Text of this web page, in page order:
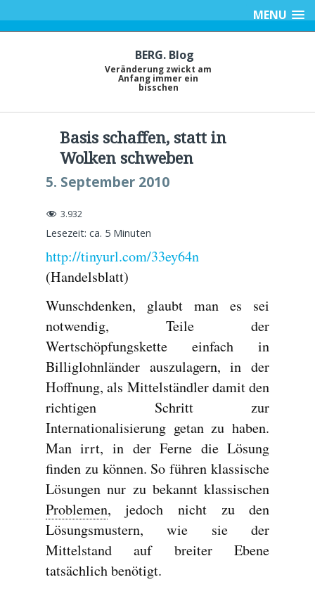
MENU
BERG. Blog
Veränderung zwickt am
Anfang immer ein
bisschen
Basis schaffen, statt in
Wolken schweben
5. September 2010
3.932
Lesezeit: ca. 5 Minuten
http://tinyurl.com/33ey64n
(Handelsblatt)
Wunschdenken, glaubt man es sei
notwendig, Teile der
Wertschöpfungskette einfach in
Billiglohnländer auszulagern, in der
Hoffnung, als Mittelständler damit den
richtigen Schritt zur
Internationalisierung getan zu haben.
Man irrt, in der Ferne die Lösung
finden zu können. So führen klassische
Lösungen nur zu bekannt klassischen
Problemen, jedoch nicht zu den
Lösungsmustern, wie sie der
Mittelstand auf breiter Ebene
tatsächlich benötigt.